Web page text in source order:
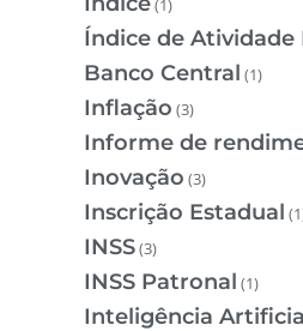
(1)
Índice de Atividade
Banco Central (1)
Inflação (3)
Informe de
Inovação (3)
Inscrição Estadual
INSS(3)
INSS Patronal (1)
Inteligência